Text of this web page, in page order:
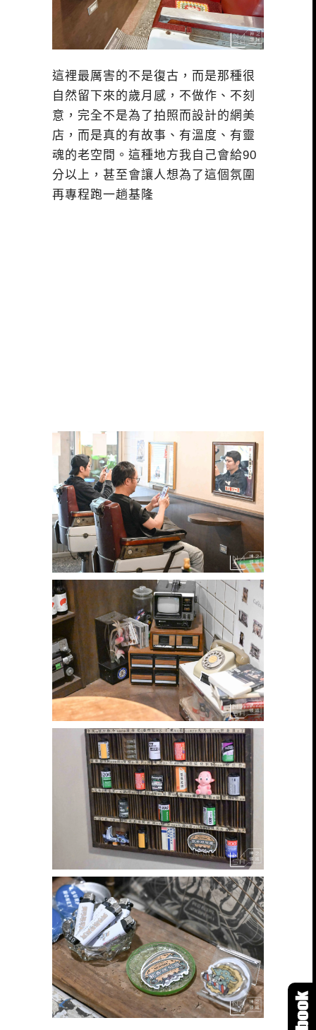
這裡最厲害的不是復古，而是那種很
自然留下來的歲月感，不做作、不刻
意，完全不是為了拍照而設計的網美
店，而是真的有故事、有溫度、有靈
魂的老空間。這種地方我自己會給90
分以上，甚至會讓人想為了這個氛圍
再專程跑一趟基隆